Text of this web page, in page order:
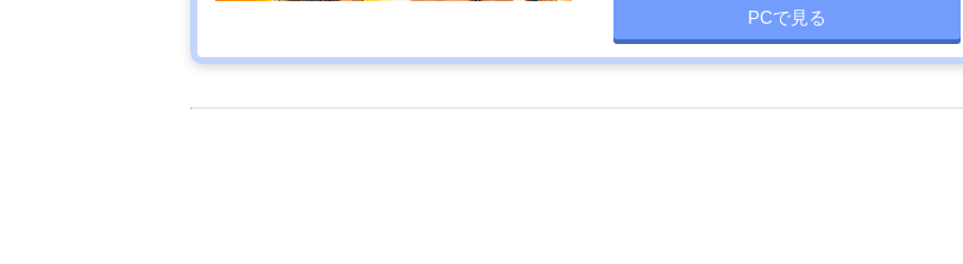
PCで見る